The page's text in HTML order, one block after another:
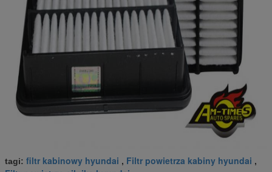
tagi: filtr kabinowy hyundai , Filtr powietrza kabiny hyundai ,